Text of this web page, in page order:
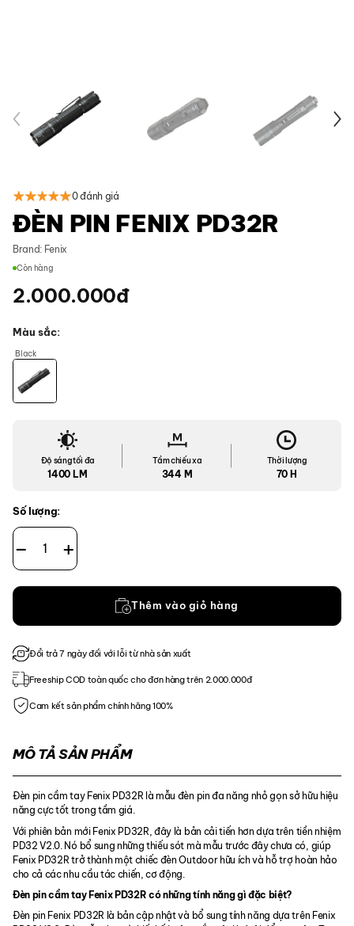
0 đánh giá
ĐÈN PIN FENIX PD32R
Brand: Fenix
Còn hàng
2.000.000đ
Màu sắc
Black
Độ sáng tối đa
1400 LM
Tầm chiếu xa
344 M
Thời lượng
70 H
Số lượng:
Đèn Pin Fenix PD32R số lượng
Thêm vào giỏ hàng
Đổi trả 7 ngày đối với lỗi từ nhà sản xuất
Freeship COD toàn quốc cho đơn hàng trên 2.000.000đ
Cam kết sản phẩm chính hãng 100%
MÔ TẢ SẢN PHẨM
Đèn pin cầm tay Fenix PD32R là mẫu đèn pin đa năng nhỏ gọn sở hữu hiệu
năng cực tốt trong tầm giá.
Với phiên bản mới Fenix PD32R, đây là bản cải tiến hơn dựa trên tiền nhiệm
PD32 V2.0. Nó bổ sung những thiếu sót mà mẫu trước đây chưa có, giúp
Fenix PD32R trở thành một chiếc đèn Outdoor hữu ích và hỗ trợ hoàn hảo
cho cả các nhu cầu tác chiến, cơ động.
Đèn pin cầm tay Fenix PD32R có những tính năng gì đặc biệt?
Đèn pin Fenix PD32R là bản cập nhật và bổ sung tính năng dựa trên Fenix